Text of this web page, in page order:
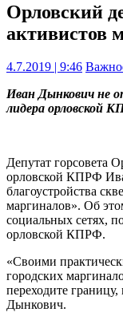
Орловский
активистов
4.7.2019 | 9:46
Иван Дынкович не
лидера орловской
Депутат горсовета
орловской КПРФ
благоустройства
маргиналов». Об
социальных сетях,
орловской КПРФ.
«Своими
городских
переходите
Дынкович.